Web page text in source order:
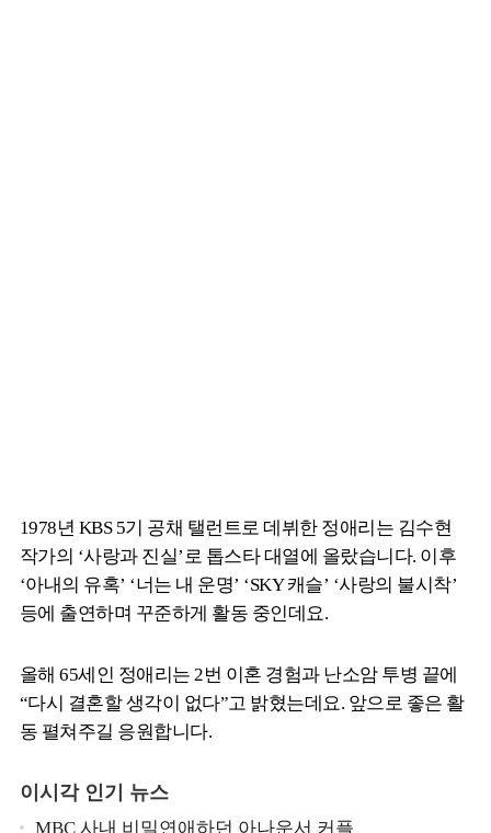
1978년 KBS 5기 공채 탤런트로 데뷔한 정애리는 김수현
작가의 ‘사랑과 진실’로 톱스타 대열에 올랐습니다. 이후
‘아내의 유혹’ ‘너는 내 운명’ ‘SKY 캐슬’ ‘사랑의 불시착’
등에 출연하며 꾸준하게 활동 중인데요.
올해 65세인 정애리는 2번 이혼 경험과 난소암 투병 끝에
“다시 결혼할 생각이 없다”고 밝혔는데요. 앞으로 좋은 활
동 펼쳐주길 응원합니다.
이시각 인기 뉴스
MBC 사내 비밀연애하던 아나운서 커플